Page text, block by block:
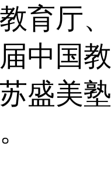
育厅
中国
盛美